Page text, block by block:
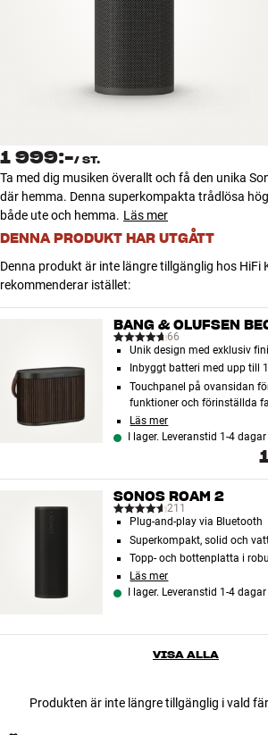
Tillbehör
INSPIRATION
MÄRKEN
NYHETER
ERBJUDANDEN
Hitta Butik
Kundtjänst
Logga in
1 999:-/ ST.
Ta med dig musiken överallt och få den unika
där hemma. Denna superkompakta trådlösa
både ute och hemma. Läs mer
DENNA PRODUKT HAR UTGÅTT
Denna produkt är inte längre tillgänglig hos HiFi
rekommenderar istället:
BANG & OLUFSEN
66
Unik design med exklusiv
Inbyggt batteri med upp till
Touchpanel på ovansidan
funktioner och förinställda
Läs mer
I lager. Leveranstid 1-4 dagar
SONOS ROAM 2
211
Plug-and-play via Bluetooth
Superkompakt, solid och
Topp- och bottenplatta i
Läs mer
I lager. Leveranstid 1-4 dagar
VISA ALLA
Produkten är inte längre tillgänglig i vald